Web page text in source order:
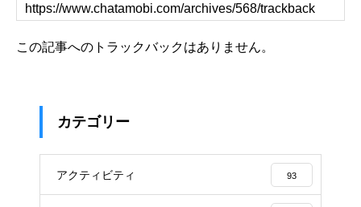
この記事へのトラックバックはありません。
カテゴリー
アクティビティ 93